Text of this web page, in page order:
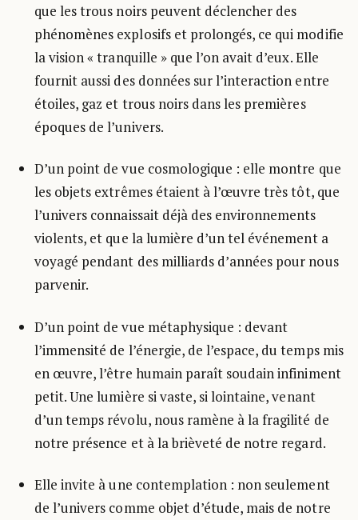
que les trous noirs peuvent déclencher des
phénomènes explosifs et prolongés, ce qui modifie
la vision « tranquille » que l’on avait d’eux. Elle
fournit aussi des données sur l’interaction entre
étoiles, gaz et trous noirs dans les premières
époques de l’univers.
D’un point de vue cosmologique : elle montre que
les objets extrêmes étaient à l’œuvre très tôt, que
l’univers connaissait déjà des environnements
violents, et que la lumière d’un tel événement a
voyagé pendant des milliards d’années pour nous
parvenir.
D’un point de vue métaphysique : devant
l’immensité de l’énergie, de l’espace, du temps mis
en œuvre, l’être humain paraît soudain infiniment
petit. Une lumière si vaste, si lointaine, venant
d’un temps révolu, nous ramène à la fragilité de
notre présence et à la brièveté de notre regard.
Elle invite à une contemplation : non seulement
de l’univers comme objet d’étude, mais de notre